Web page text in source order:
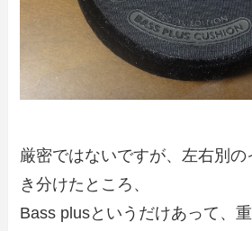
厳密ではないですが、左右別の
き分けたところ、
Bass plusというだけあって、